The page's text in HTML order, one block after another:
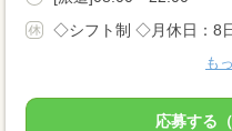
も
応募する